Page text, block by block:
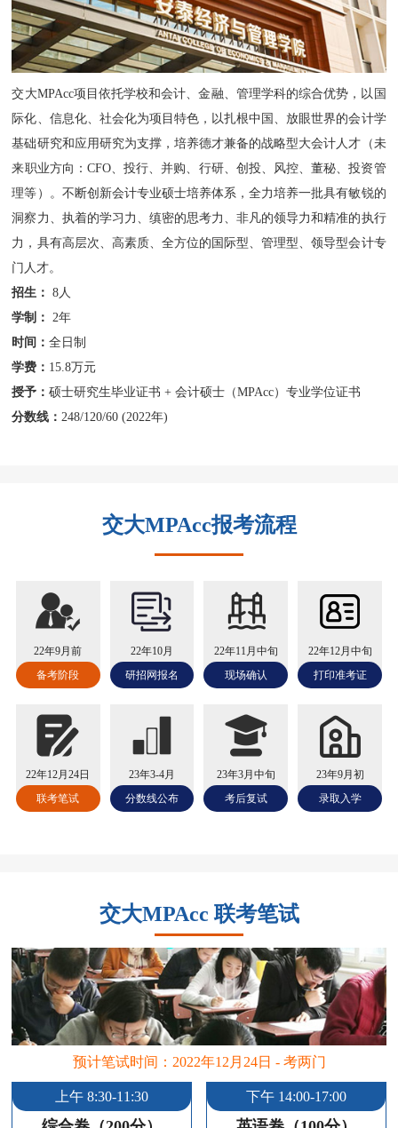
交大MPAcc项目依托学校和会计、金融、管理学科的综合优势，以国
际化、信息化、社会化为项目特色，以扎根中国、放眼世界的会计学
基础研究和应用研究为支撑，培养德才兼备的战略型大会计人才（未
来职业方向：CFO、投行、并购、行研、创投、风控、董秘、投资管
理等）。不断创新会计专业硕士培养体系，全力培养一批具有敏锐的
洞察力、执着的学习力、缜密的思考力、非凡的领导力和精准的执行
力，具有高层次、高素质、全方位的国际型、管理型、领导型会计专
门人才。
招生： 8人
学制： 2年
时间：全日制
学费： 15.8万元
授予：硕士研究生毕业证书 + 会计硕士（MPAcc）专业学位证书
分数线：248/120/60 (2022年)
交大MPAcc报考流程
22年9月前
备考阶段
22年10月
研招网报名
22年11月中旬
现场确认
22年12月中旬
打印准考证
22年12月24日
联考笔试
23年3-4月
分数线公布
23年3月中旬
考后复试
23年9月初
录取入学
交大MPAcc 联考笔试
预计笔试时间：2022年12月24日 - 考两门
上午 8:30-11:30 下午 14:00-17:00